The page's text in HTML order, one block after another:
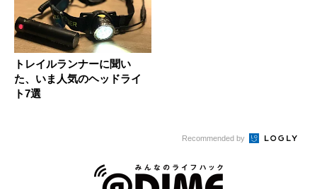
トレイルランナーに聞い
た、いま人気のヘッドライ
ト7選
Recommended by